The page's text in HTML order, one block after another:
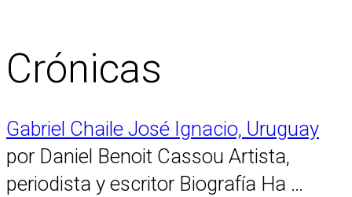
Crónicas
Gabriel Chaile José Ignacio, Uruguay
por Daniel Benoit Cassou Artista,
periodista y escritor Biografía Ha …